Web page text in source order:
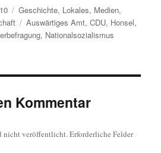
Kategorien
Geschichte, Lokales, Medien,
Schlagwörter
Auswärtiges Amt,CDU, Honsel,
, Nationalsozialismus
Kommentar
nicht veröffentlicht.Erforderliche Felder